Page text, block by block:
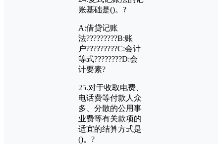
账基础是()。?
A:借贷记账
法?????????B:账
户?????????C:会计
等式????????D:会
计要素?
25.对于收取电费、
电话费等付款人众
多、分散的公用事
业费等有关款项的
适宜的结算方式是
()。?